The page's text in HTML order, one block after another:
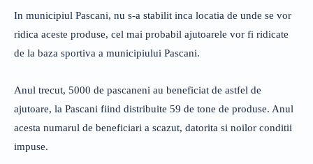
In municipiul Pascani, nu s-a stabilit inca locatia de unde se vor
ridica aceste produse, cel mai probabil ajutoarele vor fi ridicate
de la baza sportiva a municipiului Pascani.
Anul trecut, 5000 de pascaneni au beneficiat de astfel de
ajutoare, la Pascani fiind distribuite 59 de tone de produse. Anul
acesta numarul de beneficiari a scazut, datorita si noilor conditii
impuse.